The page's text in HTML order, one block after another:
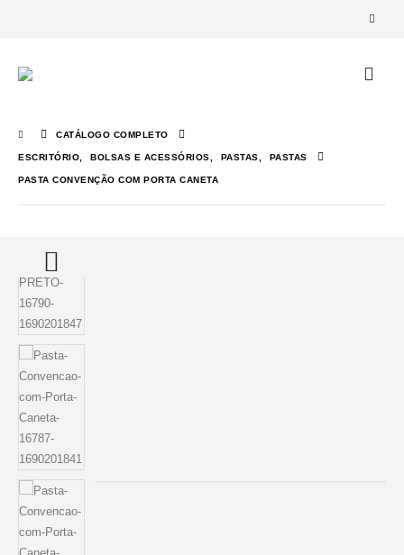
CATÁLOGO COMPLETO
ESCRITÓRIO BOLSAS E ACESSÓRIOS PASTAS PASTAS
PASTA CONVENÇÃO COM PORTA CANETA